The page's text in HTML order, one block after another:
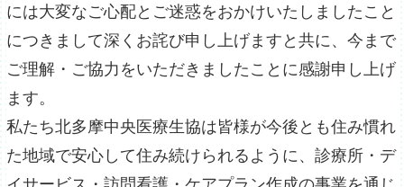
には大変なご心配とご迷惑をおかけいたしましたこと
につきまして深くお詫び申し上げますと共に、今まで
ご理解・ご協力をいただきましたことに感謝申し上げ
ます。
私たち北多摩中央医療生協は皆様が今後とも住み慣れ
た地域で安心して住み続けられるように、診療所・デ